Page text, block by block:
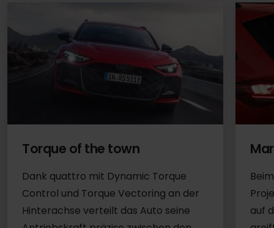
Torque of the town
Dank quattro mit Dynamic Torque
Control und Torque Vectoring an der
Hinterachse verteilt das Auto seine
auf